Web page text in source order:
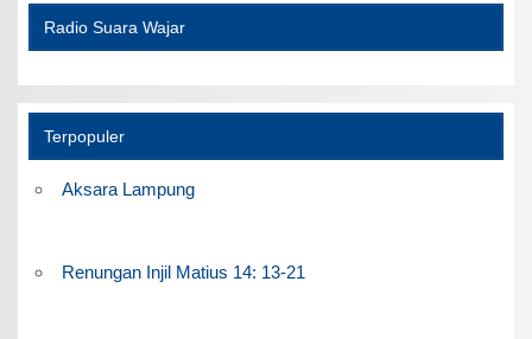
Radio Suara Wajar
Terpopuler
Aksara Lampung
Renungan Injil Matius 14: 13-21